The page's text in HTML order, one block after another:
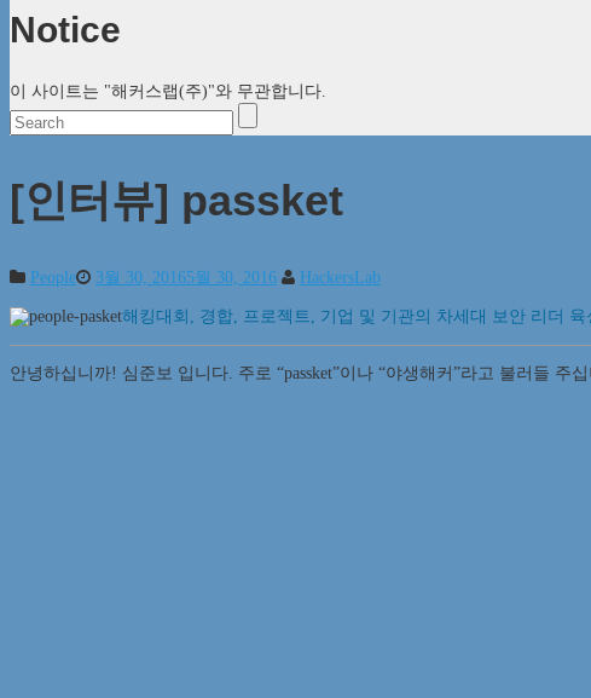
Notice
이 사이트는 "해커스랩(주)"와 무관합니다.
[인터뷰] passket
People 3월 30, 20165월 30, 2016 HackersLab
해킹대회, 경합, 프로젝트, 기업 및 기관의 차세대 보안 리더
안녕하십니까! 심준보 입니다. 주로 “passket”이나 “야생해커”라고 불러들 주